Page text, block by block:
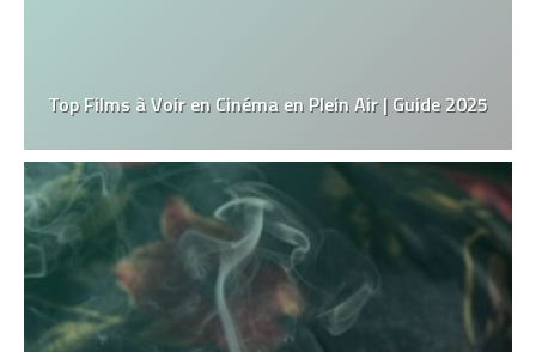
Top Films à Voir en Cinéma en Plein Air | Guide 2025